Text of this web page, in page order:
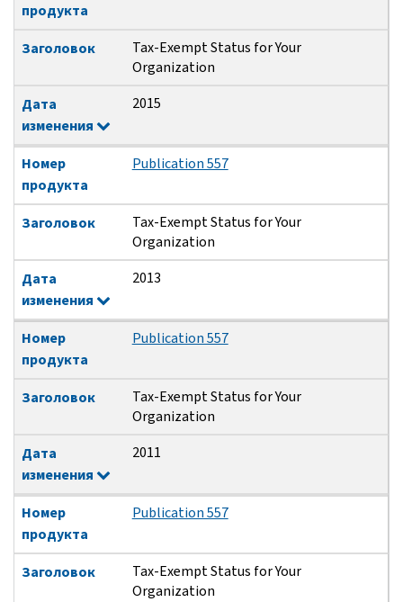
продукта
Заголовок
Tax-Exempt Status for Your
Organization
Дата
изменения
2015
Номер
продукта
Publication 557
Заголовок
Tax-Exempt Status for Your
Organization
Дата
изменения
2013
Номер
продукта
Publication 557
Заголовок
Tax-Exempt Status for Your
Organization
Дата
изменения
2011
Номер
продукта
Publication 557
Заголовок
Tax-Exempt Status for Your
Organization